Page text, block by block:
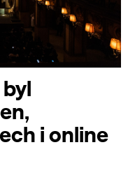
i online